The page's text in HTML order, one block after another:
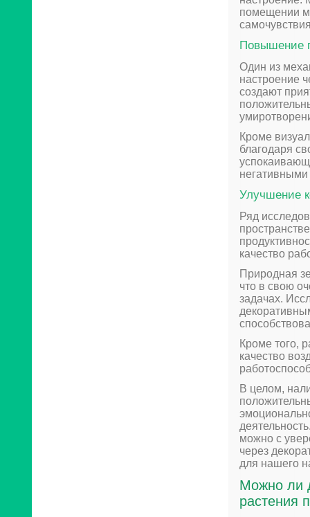
помещении
Повышение
Один из
настроение
создают
Кроме
благодаря
Улучшение
Ряд
качество
Природная
что в свою
задачах.
Кроме того,
качество
В целом,
можно с
через
для нашего
Можно ли
растения